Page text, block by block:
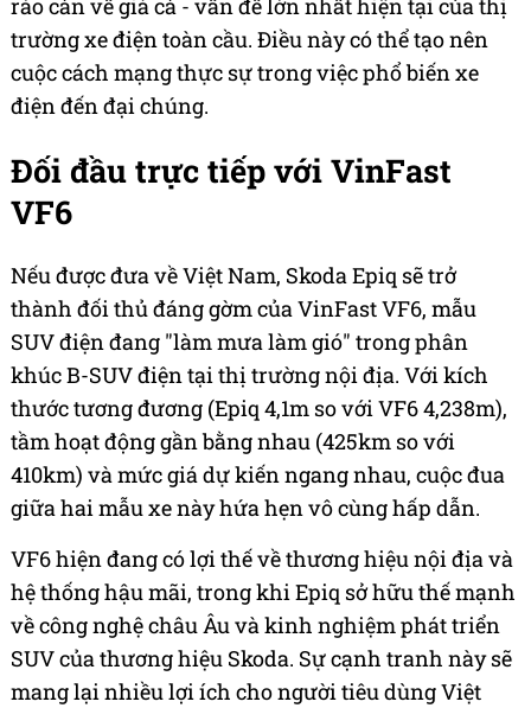
rào cản về giá cả - vấn đề lớn nhất hiện tại của thị
trường xe điện toàn cầu. Điều này có thể tạo nên
cuộc cách mạng thực sự trong việc phổ biến xe
điện đến đại chúng.
Đối đầu trực tiếp với VinFast
VF6
Nếu được đưa về Việt Nam, Skoda Epiq sẽ trở
thành đối thủ đáng gờm của VinFast VF6, mẫu
SUV điện đang "làm mưa làm gió" trong phân
khúc B-SUV điện tại thị trường nội địa. Với kích
thước tương đương (Epiq 4,1m so với VF6 4,238m),
tầm hoạt động gần bằng nhau (425km so với
410km) và mức giá dự kiến ngang nhau, cuộc đua
giữa hai mẫu xe này hứa hẹn vô cùng hấp dẫn.
VF6 hiện đang có lợi thế về thương hiệu nội địa và
hệ thống hậu mãi, trong khi Epiq sở hữu thế mạnh
về công nghệ châu Âu và kinh nghiệm phát triển
SUV của thương hiệu Skoda. Sự cạnh tranh này sẽ
mang lại nhiều lợi ích cho người tiêu dùng Việt